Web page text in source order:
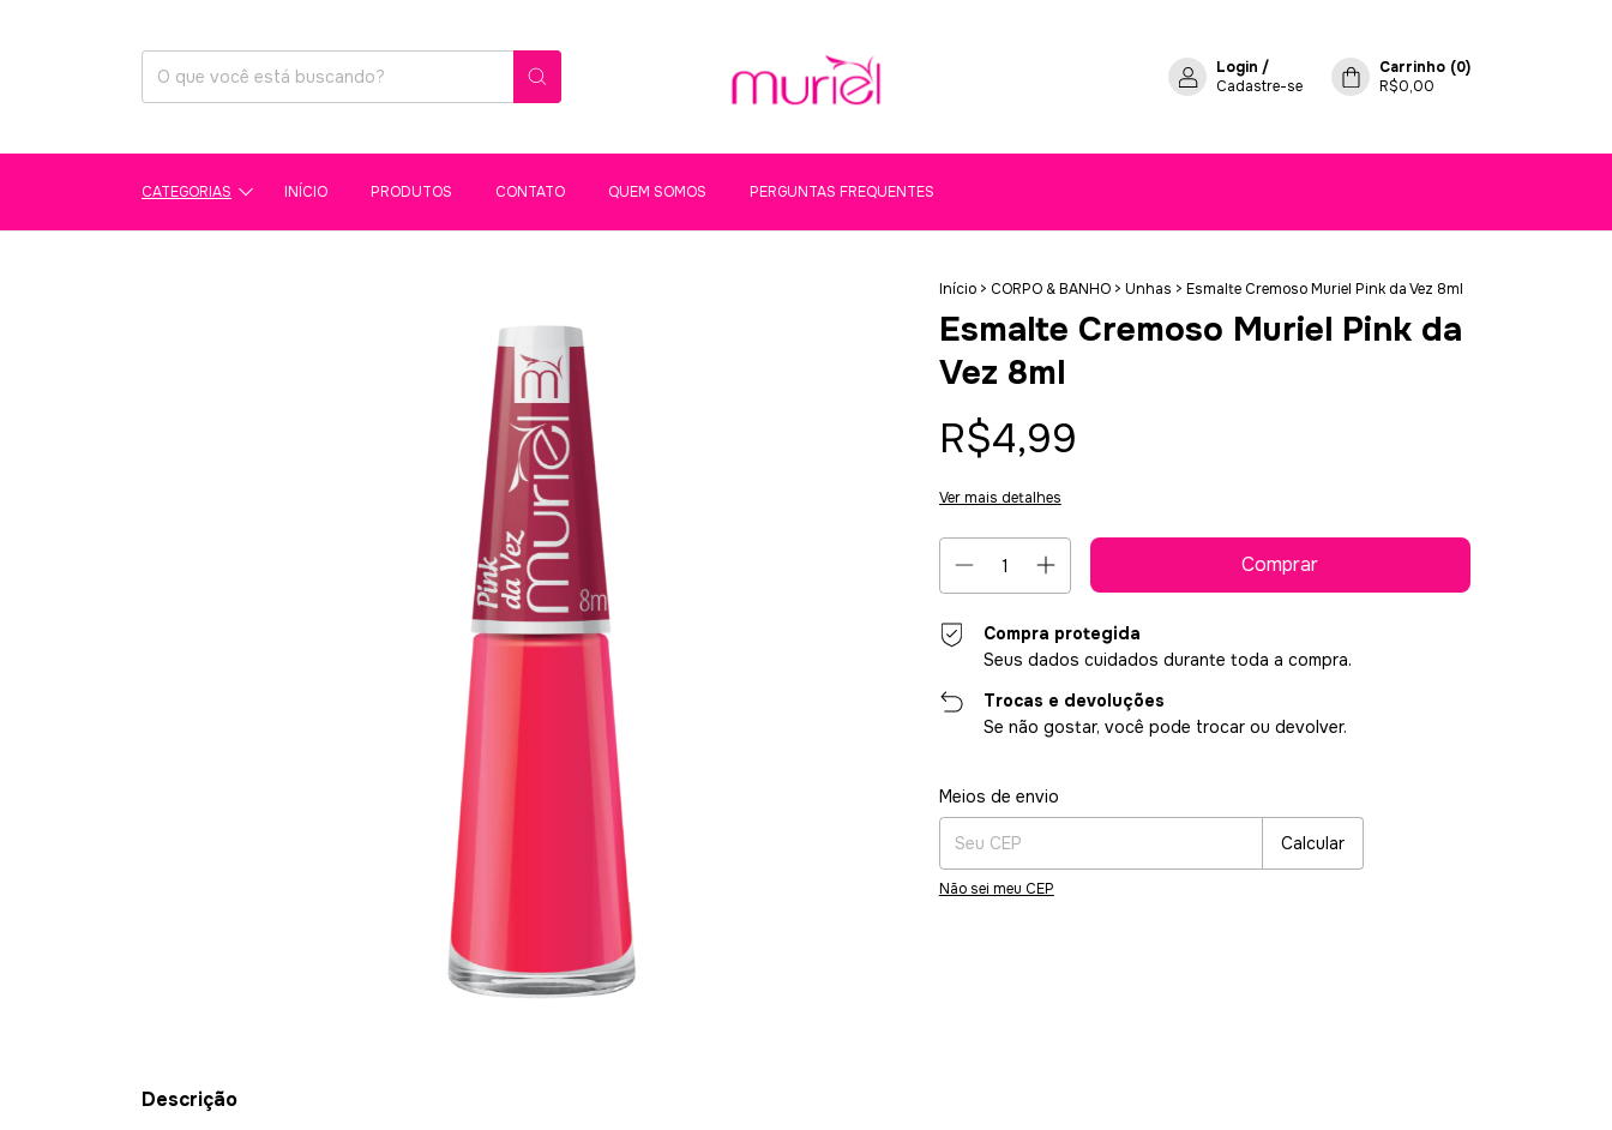
Login /
Cadastre-se
Carrinho (0)
R$0,00
CATEGORIAS INÍCIO PRODUTOS CONTATO QUEM SOMOS PERGUNTAS FREQUENTES
Início > CORPO & BANHO > Unhas > Esmalte Cremoso Muriel Pink da Vez 8ml
Esmalte Cremoso Muriel Pink da
Vez 8ml
R$4,99
Ver mais detalhes
Compra protegida
Seus dados cuidados durante toda a compra.
Trocas e devoluções
Se não gostar, você pode trocar ou devolver.
Entregas para o CEP:
Meios de envio
Calcular
Não sei meu CEP
Descrição